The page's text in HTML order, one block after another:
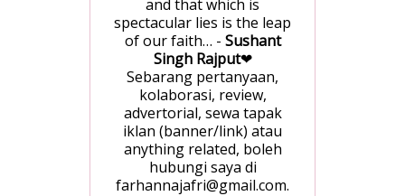
and that which is
spectacular lies is the leap
of our faith… - Sushant
Singh Rajput❤
Sebarang pertanyaan,
kolaborasi, review,
advertorial, sewa tapak
iklan (banner/link) atau
anything related, boleh
hubungi saya di
farhannajafri@gmail.com.